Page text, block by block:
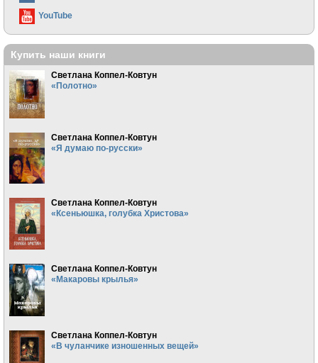
YouTube
Купить наши книги
Светлана Коппел-Ковтун
«Полотно»
Светлана Коппел-Ковтун
«Я думаю по-русски»
Светлана Коппел-Ковтун
«Ксеньюшка, голубка Христова»
Светлана Коппел-Ковтун
«Макаровы крылья»
Светлана Коппел-Ковтун
«В чуланчике изношенных вещей»